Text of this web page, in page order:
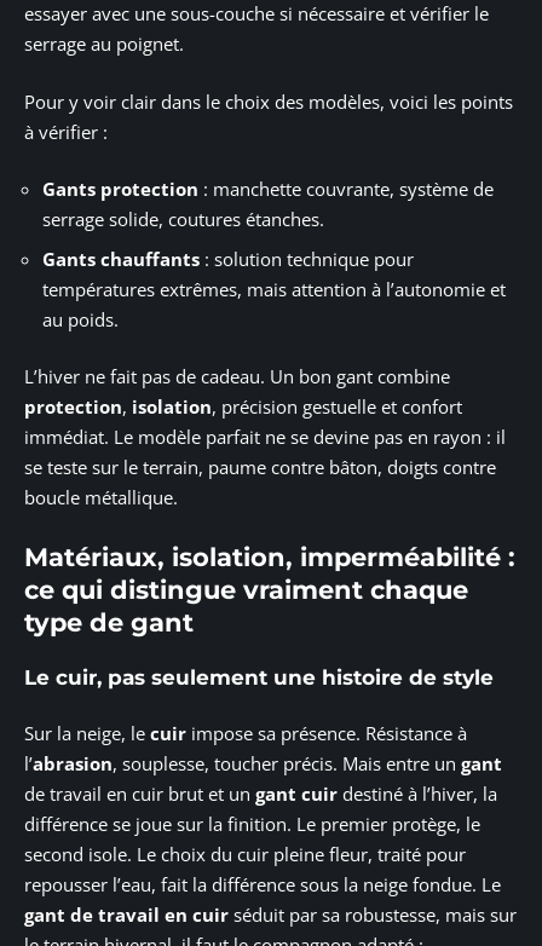
essayer avec une sous-couche si nécessaire et vérifier le
serrage au poignet.
Pour y voir clair dans le choix des modèles, voici les points
à vérifier :
Gants protection : manchette couvrante, système de
serrage solide, coutures étanches.
Gants chauffants : solution technique pour
températures extrêmes, mais attention à l’autonomie et
au poids.
L’hiver ne fait pas de cadeau. Un bon gant combine
protection, isolation, précision gestuelle et confort
immédiat. Le modèle parfait ne se devine pas en rayon : il
se teste sur le terrain, paume contre bâton, doigts contre
boucle métallique.
Matériaux, isolation, imperméabilité :
ce qui distingue vraiment chaque
type de gant
Le cuir, pas seulement une histoire de style
Sur la neige, le cuir impose sa présence. Résistance à
l’abrasion, souplesse, toucher précis. Mais entre un gant
de travail en cuir brut et un gant cuir destiné à l’hiver, la
différence se joue sur la finition. Le premier protège, le
second isole. Le choix du cuir pleine fleur, traité pour
repousser l’eau, fait la différence sous la neige fondue. Le
gant de travail en cuir séduit par sa robustesse, mais sur